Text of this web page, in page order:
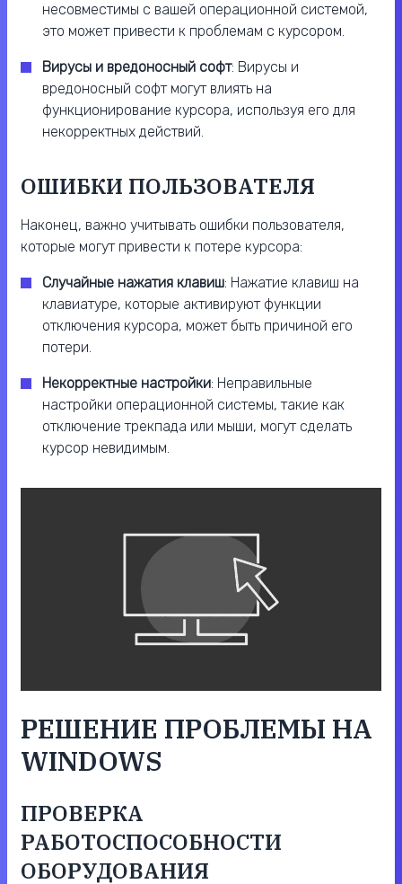
несовместимы с вашей операционной системой,
это может привести к проблемам с курсором.
Вирусы и вредоносный софт: Вирусы и
вредоносный софт могут влиять на
функционирование курсора, используя его для
некорректных действий.
ОШИБКИ ПОЛЬЗОВАТЕЛЯ
Наконец, важно учитывать ошибки пользователя,
которые могут привести к потере курсора:
Случайные нажатия клавиш: Нажатие клавиш на
клавиатуре, которые активируют функции
отключения курсора, может быть причиной его
потери.
Некорректные настройки: Неправильные
настройки операционной системы, такие как
отключение трекпада или мыши, могут сделать
курсор невидимым.
РЕШЕНИЕ ПРОБЛЕМЫ НА
WINDOWS
ПРОВЕРКА
РАБОТОСПОСОБНОСТИ
ОБОРУДОВАНИЯ